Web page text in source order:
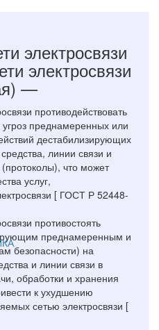
электросвязи
электросвязи
—
противодействовать
преднамеренных или
дестабилизирующих
линии связи и
что может
услуг,
[ ГОСТ Р 52448-
противостоять
преднамеренным и
безопасности) на
и линии связи в
обработки и хранения
к ухудшению
сетью электросвязи [